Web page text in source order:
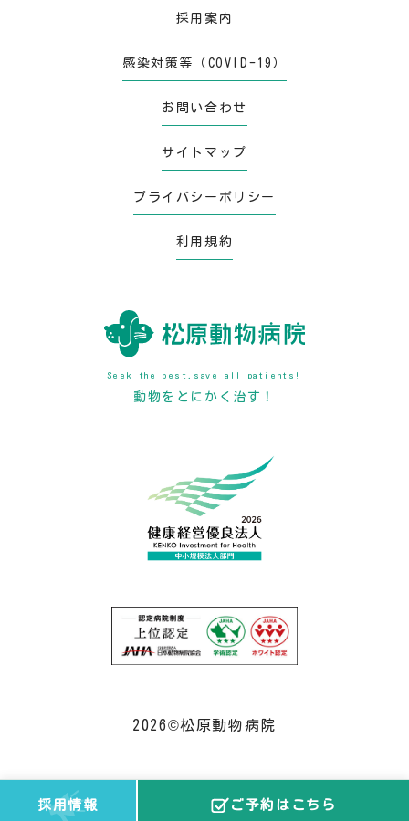
採用案内
感染対策等（COVID-19）
お問い合わせ
サイトマップ
プライバシーポリシー
利用規約
Seek the best,save all patients!
動物をとにかく治す！
2026©松原動物病院
採用情報 ご予約はこちら